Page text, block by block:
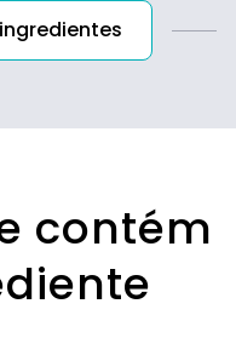
contém